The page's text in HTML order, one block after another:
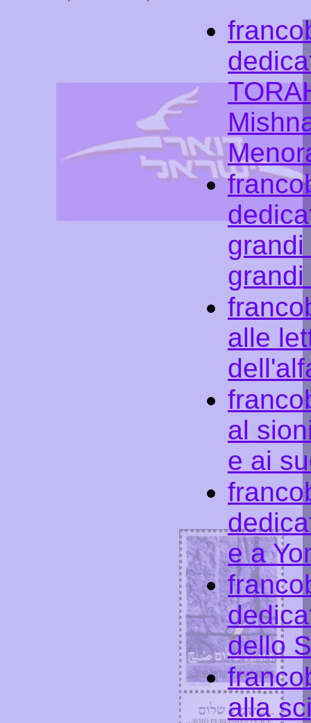
alle
al
e ai
e a
dello
alla